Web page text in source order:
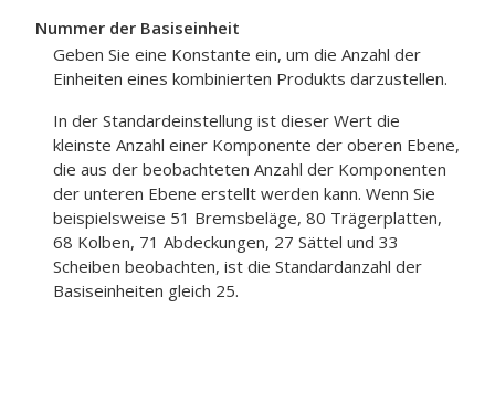
Nummer der Basiseinheit
Geben Sie eine Konstante ein, um die Anzahl der
Einheiten eines kombinierten Produkts darzustellen.
In der Standardeinstellung ist dieser Wert die
kleinste Anzahl einer Komponente der oberen Ebene,
die aus der beobachteten Anzahl der Komponenten
der unteren Ebene erstellt werden kann. Wenn Sie
beispielsweise 51 Bremsbeläge, 80 Trägerplatten,
68 Kolben, 71 Abdeckungen, 27 Sättel und 33
Scheiben beobachten, ist die Standardanzahl der
Basiseinheiten gleich 25.